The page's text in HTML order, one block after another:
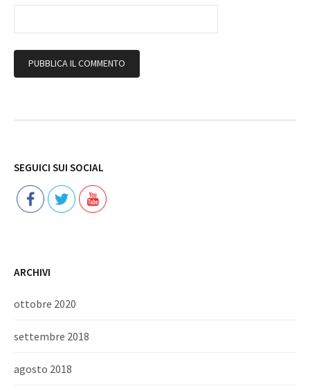
SEGUICI SUI SOCIAL
ARCHIVI
ottobre 2020
settembre 2018
agosto 2018